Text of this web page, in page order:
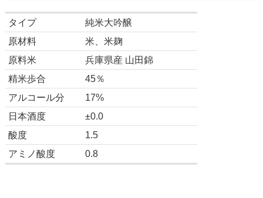
タイプ
純米大吟醸
原材料
米、米麹
原料米
兵庫県産 山田錦
精米歩合
45％
アルコール分
17%
日本酒度
±0.0
酸度
1.5
アミノ酸度
0.8